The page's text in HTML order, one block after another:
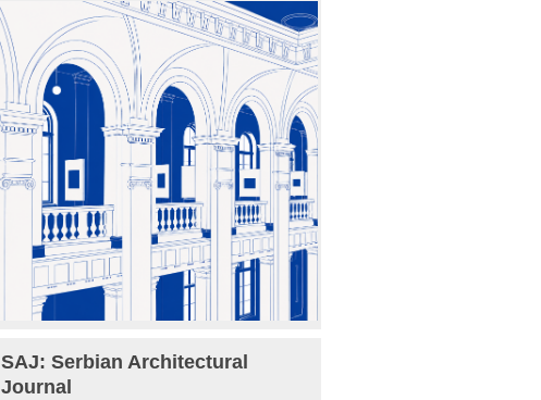
SAJ: Serbian Architectural
Journal